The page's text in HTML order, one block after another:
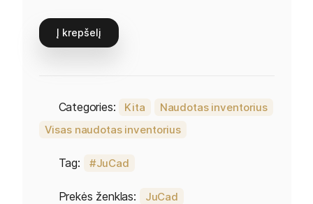
Į krepšelį
Categories: Kita
Naudotas inventorius
Visas naudotas inventorius
Tag: JuCad
Prekės ženklas: JuCad